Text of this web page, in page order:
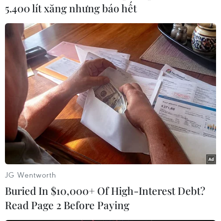
#Chỉ số sản xuất công nghiệp
#ngành chế biến
#chế tạo
#khai khoáng TP. Hà Nội
Theo dõi VietnamPlus
TIN LIÊN QUAN
5.400 lít xăng nhưng báo hết
JG Wentworth
Buried In $10,000+ Of High-Interest Debt?
Read Page 2 Before Paying